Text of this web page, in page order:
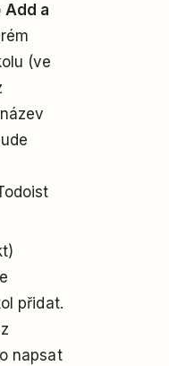
Add a
(ve
přidat.
napsat